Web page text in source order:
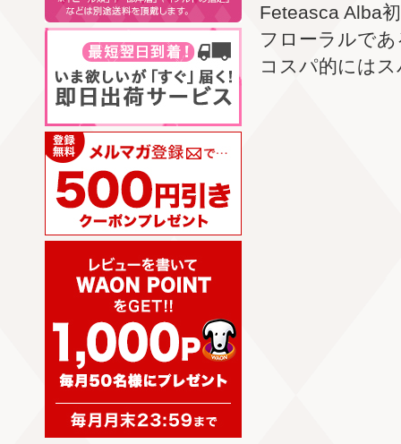
Feteasca Alba
フローラルで
コスパ的には